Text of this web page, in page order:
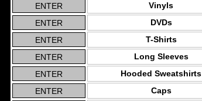
Vinyls
DVDs
T-Shirts
Long Sleeves
Hooded Sweatshirts
Caps